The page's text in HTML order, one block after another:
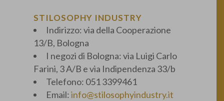
STILOSOPHY INDUSTRY
Indirizzo: via della Cooperazione
13/B, Bologna
I negozi di Bologna: via Luigi Carlo
Farini, 3 A/B e via Indipendenza 33/b
Telefono: 051 3399461
Email:info@stilosophyindustry.it